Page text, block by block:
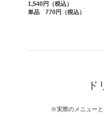
1,540円（税込）
単品 770円（税込）
ド
※実際のメニュー